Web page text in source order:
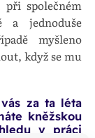
společném
a jednoduše
myšleno
když se mu
za ta léta
kněžskou
v práci